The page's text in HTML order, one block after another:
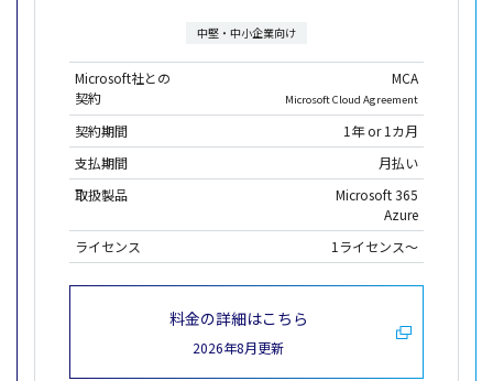
中堅・中小企業向け
Microsoft社との
契約
MCA
Microsoft Cloud Agreement
契約期間
1年 or 1カ月
支払期間
月払い
取扱製品
Microsoft 365
Azure
ライセンス
1ライセンス～
料金の詳細はこちら
2026年8月更新